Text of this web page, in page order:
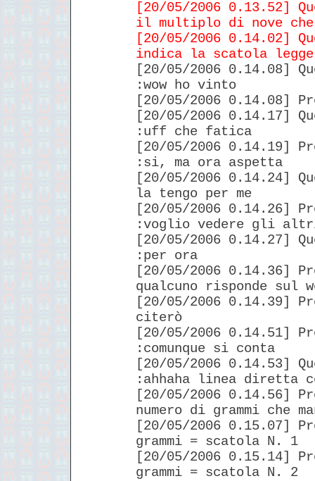
[20/05/2006 0.13.52]
il multiplo di nove
[20/05/2006 0.14.02]
indica la scatola
[20/05/2006 0.14.08]
:wow ho vinto
[20/05/2006 0.14.08]
[20/05/2006 0.14.17]
:uff che fatica
[20/05/2006 0.14.19]
:si, ma ora aspetta
[20/05/2006 0.14.24]
la tengo per me
[20/05/2006 0.14.26]
:voglio vedere gli
[20/05/2006 0.14.27]
:per ora
[20/05/2006 0.14.36]
qualcuno risponde sul
[20/05/2006 0.14.39]
citerò
[20/05/2006 0.14.51]
:comunque si conta
[20/05/2006 0.14.53]
:ahhaha linea diretta
[20/05/2006 0.14.56]
numero di grammi che
[20/05/2006 0.15.07]
grammi = scatola N. 1
[20/05/2006 0.15.14]
grammi = scatola N. 2